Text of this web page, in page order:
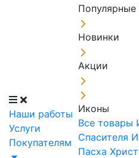
Наши работы
Услуги
Покупателям
Популярные
Новинки
Акции
Иконы
Все товары
Спасителя
Пасха